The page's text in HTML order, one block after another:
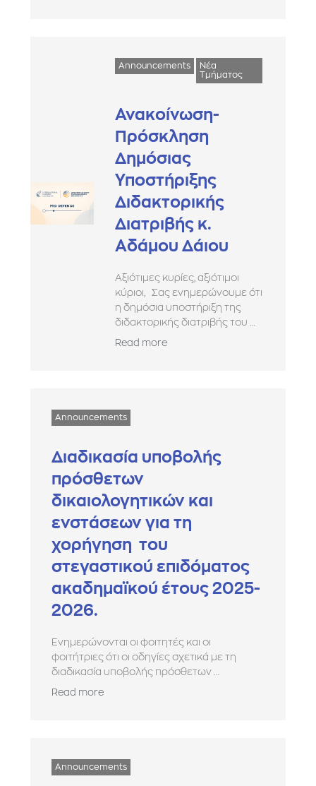
Announcements
Νέα
Τμήματος
Ανακοίνωση-
Πρόσκληση
Δημόσιας
Υποστήριξης
Διδακτορικής
Διατριβής κ.
Αδάμου Δάιου
Αξιότιμες κυρίες, αξιότιμοι
κύριοι, Σας ενημερώνουμε ότι
η δημόσια υποστήριξη της
διδακτορικής διατριβής του …
Read more
Announcements
Διαδικασία υποβολής
πρόσθετων
δικαιολογητικών και
ενστάσεων για τη
χορήγηση του
στεγαστικού επιδόματος
ακαδημαϊκού έτους 2025-
2026.
Ενημερώνονται οι φοιτητές και οι
φοιτήτριες ότι οι οδηγίες σχετικά με τη
διαδικασία υποβολής πρόσθετων …
Read more
Announcements